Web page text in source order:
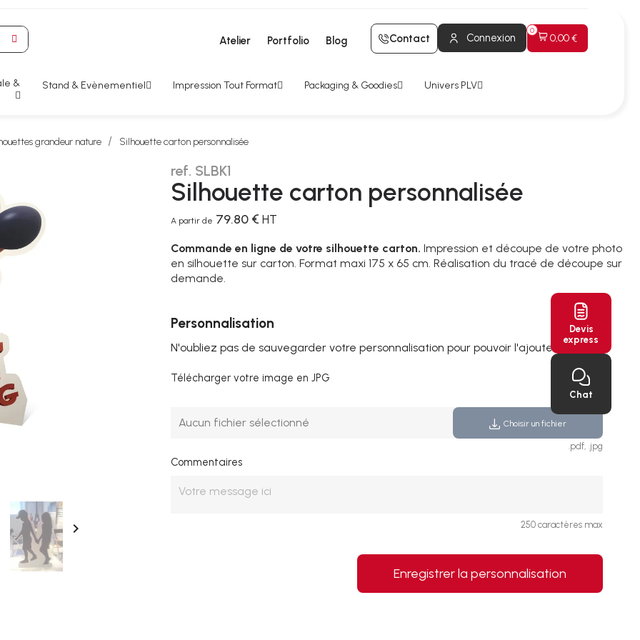
Atelier Portfolio Blog Contact Connexion 0,00 €
& Stand & Evènementiel Impression Tout Format Packaging & Goodies Univers PLV
grandeur nature Silhouette carton personnalisée

ref. SLBK1
Silhouette carton personnalisée
A partir de 79.80 € HT
Commande en ligne de votre silhouette carton. Impression et découpe de votre photo
en silhouette sur carton. Format maxi 175 x 65 cm. Réalisation du tracé de découpe sur
demande.
Personnalisation
N'oubliez pas de sauvegarder votre personnalisation pour pouvoir l'ajouter au panier
Télécharger votre image en JPG
Aucun fichier sélectionné Choisir un fichier
.pdf, .jpg
Commentaires
250 caractères max
Enregistrer la personnalisation
Devis
express
Chat